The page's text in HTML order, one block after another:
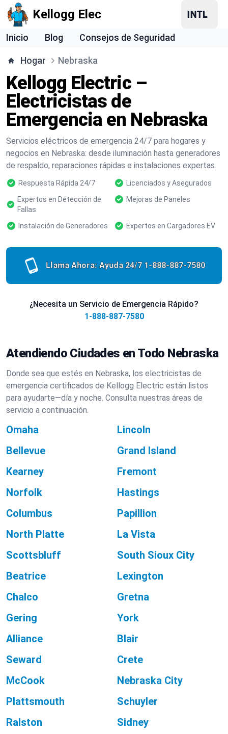
Kellogg Elec
Inicio Blog Consejos de Seguridad
Hogar Nebraska
Kellogg Electric –
Electricistas de
Emergencia en Nebraska
Servicios eléctricos de emergencia 24/7 para hogares y
negocios en Nebraska: desde iluminación hasta generadores
de respaldo, reparaciones rápidas e instalaciones expertas.
Respuesta Rápida 24/7
Licenciados y Asegurados
Expertos en Detección de
Fallas
Mejoras de Paneles
Instalación de Generadores Expertos en Cargadores EV
Llama Ahora: Ayuda 24/7 1-888-887-7580
¿Necesita un Servicio de Emergencia Rápido?
1-888-887-7580
Atendiendo Ciudades en Todo Nebraska
Donde sea que estés en Nebraska, los electricistas de
emergencia certificados de Kellogg Electric están listos
para ayudarte—día y noche. Consulta nuestras áreas de
servicio a continuación.
Omaha
Lincoln
Bellevue
Grand Island
Kearney
Fremont
Norfolk
Hastings
Columbus
Papillion
North Platte
La Vista
Scottsbluff
South Sioux City
Beatrice
Lexington
Chalco
Gretna
Gering
York
Alliance
Blair
Seward
Crete
McCook
Nebraska City
Plattsmouth
Schuyler
Ralston
Sidney